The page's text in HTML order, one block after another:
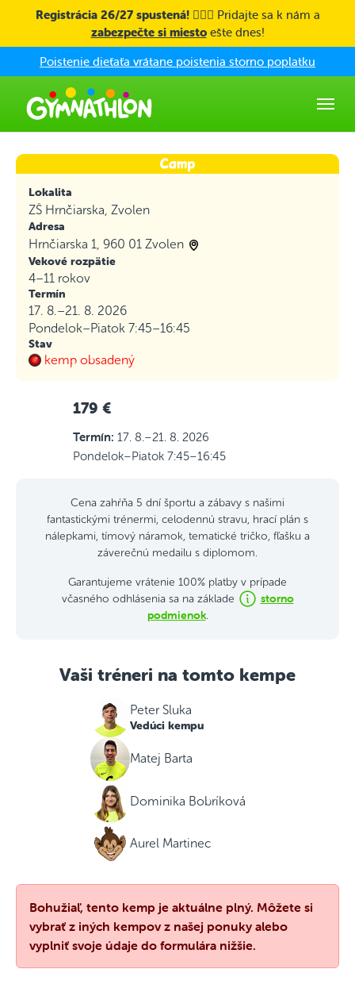
Skip to main content
Registrácia 26/27 spustená! 🤸🏼‍♀️ Pridajte sa k nám a
zabezpečte si miestoešte dnes!
Poistenie dieťaťa vrátane poistenia storno poplatku
Lokalita
ZŠ Hrnčiarska, Zvolen
Adresa
Hrnčiarska 1, 960 01 Zvolen
Vekové rozpätie
4–11 rokov
Termín
17. 8.–21. 8. 2026
Pondelok–Piatok 7:45–16:45
Stav
kemp obsadený
179 €
Termín: 17. 8.–21. 8. 2026
Pondelok–Piatok 7:45–16:45
Cena zahŕňa 5 dní športu a zábavy s našimi
fantastickými trénermi, celodennú stravu, hrací plán s
nálepkami, tímový náramok, tematické tričko, fľašku a
záverečnú medailu s diplomom.
Garantujeme vrátenie 100% platby v prípade
včasného odhlásenia sa na základe
storno
podmienok.
Vaši tréneri na tomto kempe
Peter Sluka
Vedúci kempu
Matej Barta
Dominika Bobríková
Aurel Martinec
Bohužiaľ, tento kemp je aktuálne plný. Môžete si
vybrať z iných kempov z našej ponuky alebo
vyplniť svoje údaje do formulára nižšie.